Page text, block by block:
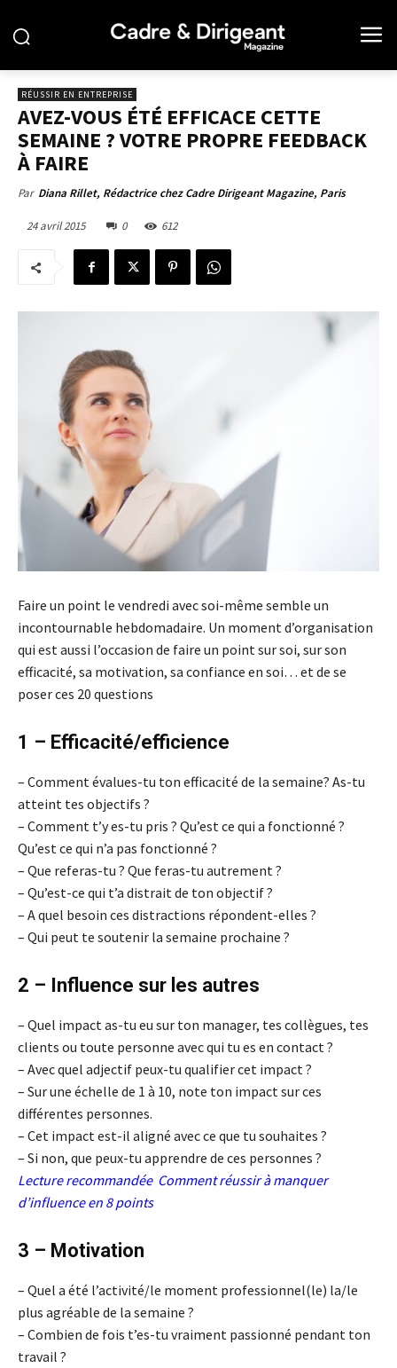
RÉUSSIR EN ENTREPRISE
AVEZ-VOUS ÉTÉ EFFICACE CETTE
SEMAINE ? VOTRE PROPRE FEEDBACK
À FAIRE
Par Diana Rillet, Rédactrice chez Cadre Dirigeant Magazine, Paris
24 avril 2015 0 612
Faire un point le vendredi avec soi-même semble un
incontournable hebdomadaire. Un moment d’organisation
qui est aussi l’occasion de faire un point sur soi, sur son
efficacité, sa motivation, sa confiance en soi… et de se
poser ces 20 questions
1 – Efficacité/efficience
– Comment évalues-tu ton efficacité de la semaine? As-tu
atteint tes objectifs ?
– Comment t’y es-tu pris ? Qu’est ce qui a fonctionné ?
Qu’est ce qui n’a pas fonctionné ?
– Que referas-tu ? Que feras-tu autrement ?
– Qu’est-ce qui t’a distrait de ton objectif ?
– A quel besoin ces distractions répondent-elles ?
– Qui peut te soutenir la semaine prochaine ?
2 – Influence sur les autres
– Quel impact as-tu eu sur ton manager, tes collègues, tes
clients ou toute personne avec qui tu es en contact ?
– Avec quel adjectif peux-tu qualifier cet impact ?
– Sur une échelle de 1 à 10, note ton impact sur ces
différentes personnes.
– Cet impact est-il aligné avec ce que tu souhaites ?
– Si non, que peux-tu apprendre de ces personnes ?
Lecture recommandée Comment réussir à manquer
d’influence en 8 points
3 – Motivation
– Quel a été l’activité/le moment professionnel(le) la/le
plus agréable de la semaine ?
– Combien de fois t’es-tu vraiment passionné pendant ton
travail ?